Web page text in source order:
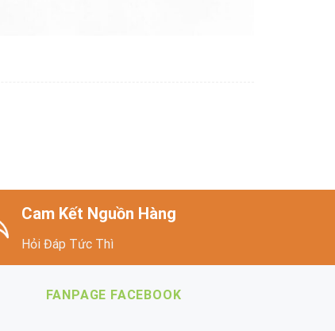
Cam Kết Nguồn Hàng
Hỏi Đáp Tức Thì
FANPAGE FACEBOOK